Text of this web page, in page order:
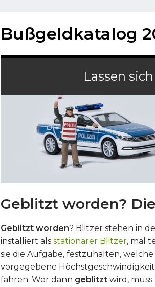
Bußgeldkatalog
Lassen sich
Geblitzt worden?
Geblitzt worden? Blitzer stehen in
installiert als stationärer Blitzer, mal
sie die Aufgabe, festzuhalten,
vorgegebene
fahren. Wer dann geblitzt wird,